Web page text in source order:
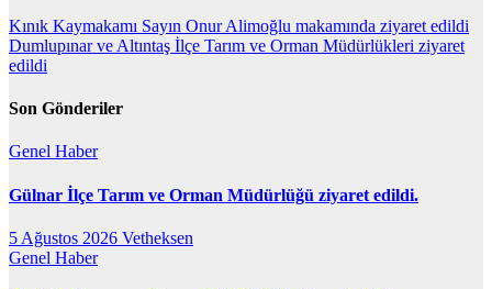
Yazı
gezinmesi
Kınık Kaymakamı Sayın Onur Alimoğlu makamında ziyaret edildi
Dumlupınar ve Altıntaş İlçe Tarım ve Orman Müdürlükleri ziyaret
edildi
Son Gönderiler
Genel Haber
Gülnar İlçe Tarım ve Orman Müdürlüğü ziyaret edildi.
5 Ağustos 2026 Vetheksen
Genel Haber